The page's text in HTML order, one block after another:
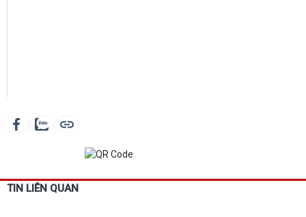
TIN LIÊN QUAN